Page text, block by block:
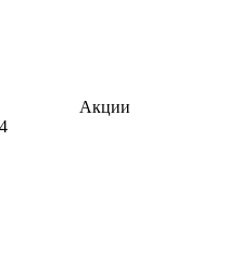
Акции